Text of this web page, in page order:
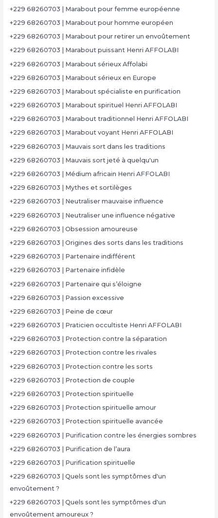
+229 68260703 | Marabout pour femme européenne
+229 68260703 | Marabout pour homme européen
+229 68260703 | Marabout pour retirer un envoûtement
+229 68260703 | Marabout puissant Henri AFFOLABI
+229 68260703 | Marabout sérieux Affolabi
+229 68260703 | Marabout sérieux en Europe
+229 68260703 | Marabout spécialiste en purification
+229 68260703 | Marabout spirituel Henri AFFOLABI
+229 68260703 | Marabout traditionnel Henri AFFOLABI
+229 68260703 | Marabout voyant Henri AFFOLABI
+229 68260703 | Mauvais sort dans les traditions
+229 68260703 | Mauvais sort jeté à quelqu'un
+229 68260703 | Médium africain Henri AFFOLABI
+229 68260703 | Mythes et sortilèges
+229 68260703 | Neutraliser mauvaise influence
+229 68260703 | Neutraliser une influence négative
+229 68260703 | Obsession amoureuse
+229 68260703 | Origines des sorts dans les traditions
+229 68260703 | Partenaire indifférent
+229 68260703 | Partenaire infidèle
+229 68260703 | Partenaire qui s’éloigne
+229 68260703 | Passion excessive
+229 68260703 | Peine de cœur
+229 68260703 | Praticien occultiste Henri AFFOLABI
+229 68260703 | Protection contre la séparation
+229 68260703 | Protection contre les rivales
+229 68260703 | Protection contre les sorts
+229 68260703 | Protection de couple
+229 68260703 | Protection spirituelle
+229 68260703 | Protection spirituelle amour
+229 68260703 | Protection spirituelle avancée
+229 68260703 | Purification contre les énergies sombres
+229 68260703 | Purification de l’aura
+229 68260703 | Purification spirituelle
+229 68260703 | Quels sont les symptômes d'un
envoûtement ?
+229 68260703 | Quels sont les symptômes d'un
envoûtement amoureux ?